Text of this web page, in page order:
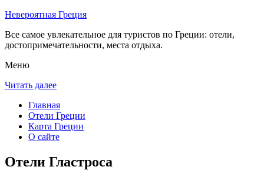
Невероятная Греция
Все самое увлекательное для туристов по Греции: отели,
достопримечательности, места отдыха.
Меню
Читать далее
Главная
Отели Греции
Карта Греции
О сайте
Отели Гластроса